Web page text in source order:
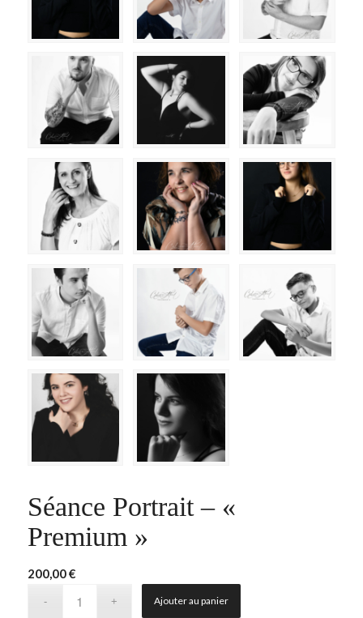
Séance Portrait – «
Premium »
200,00€
Ajouter au panier